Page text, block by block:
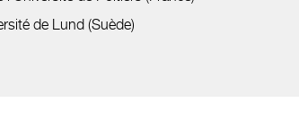
de Lund (Suède)